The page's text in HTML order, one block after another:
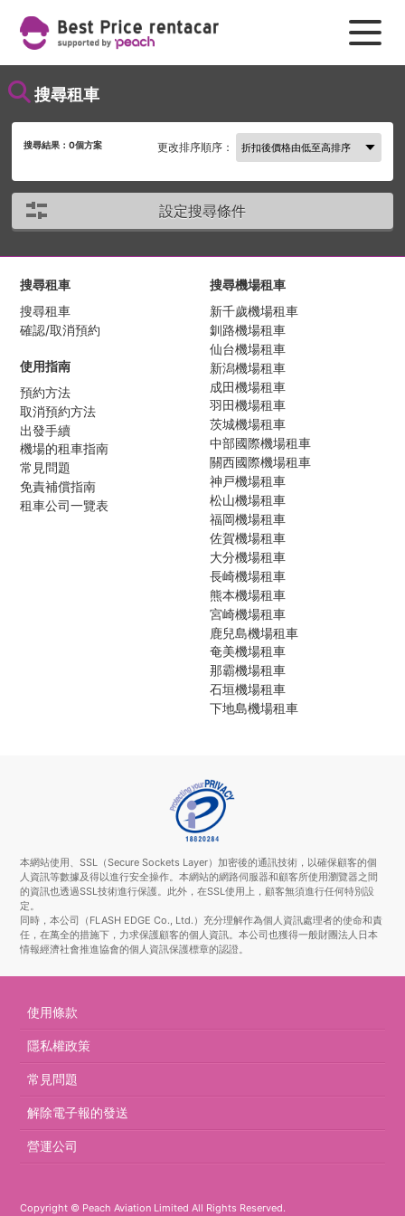
搜尋租車
搜尋結果：0個方案 更改排序順序：
設定搜尋條件
搜尋租車
搜尋租車
確認/取消預約
使用指南
預約方法
取消預約方法
出發手續
機場的租車指南
常見問題
免責補償指南
租車公司一覽表
搜尋機場租車
新千歲機場租車
釧路機場租車
仙台機場租車
新潟機場租車
成田機場租車
羽田機場租車
茨城機場租車
中部國際機場租車
關西國際機場租車
神戸機場租車
松山機場租車
福岡機場租車
佐賀機場租車
大分機場租車
長崎機場租車
熊本機場租車
宮崎機場租車
鹿兒島機場租車
奄美機場租車
那霸機場租車
石垣機場租車
下地島機場租車
本網站使用、SSL（Secure Sockets Layer）加密後的通訊技術，以確保顧客的個
人資訊等數據及得以進行安全操作。本網站的網路伺服器和顧客所使用瀏覽器之間
的資訊也透過SSL技術進行保護。此外，在SSL使用上，顧客無須進行任何特別設
定。
同時，本公司（FLASH EDGE Co., Ltd.）充分理解作為個人資訊處理者的使命和責
任，在萬全的措施下，力求保護顧客的個人資訊。本公司也獲得一般財團法人日本
情報經濟社會推進協會的個人資訊保護標章的認證。
使用條款
隱私權政策
常見問題
解除電子報的發送
營運公司
Copyright © Peach Aviation Limited All Rights Reserved.